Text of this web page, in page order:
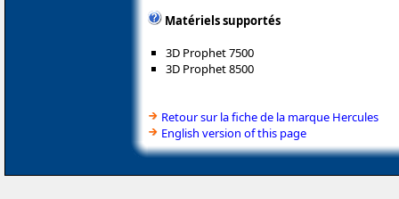
Matériels supportés
3D Prophet 7500
3D Prophet 8500
Retour sur la fiche de la marque Hercules
English version of this page